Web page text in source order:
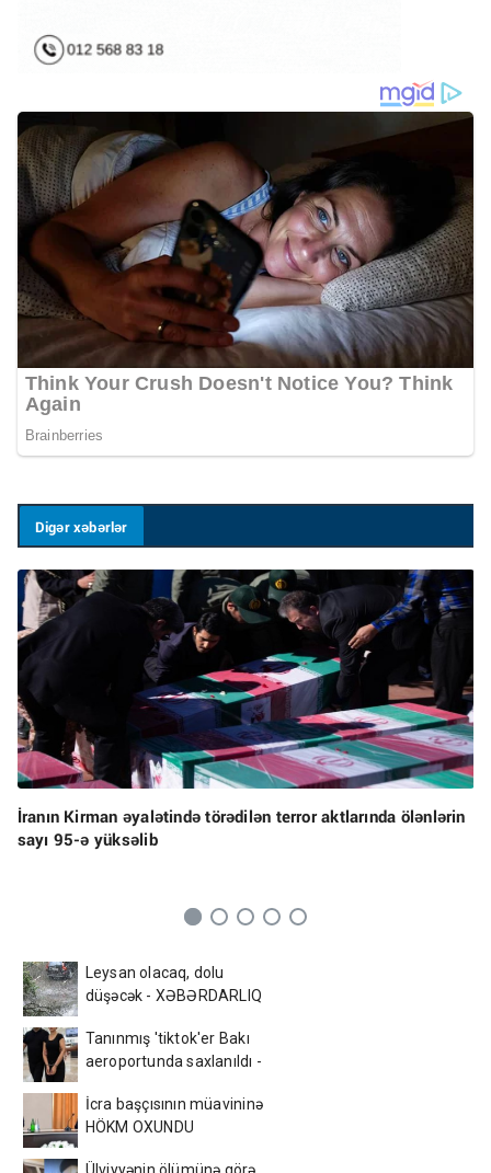
Digər xəbərlər
İranın Kirman əyalətində törədilən terror aktlarında ölənlərin
sayı 95-ə yüksəlib
Leysan olacaq, dolu
düşəcək - XƏBƏRDARLIQ
Tanınmış 'tiktok'er Bakı
aeroportunda saxlanıldı -
İcra başçısının müavininə
HÖKM OXUNDU